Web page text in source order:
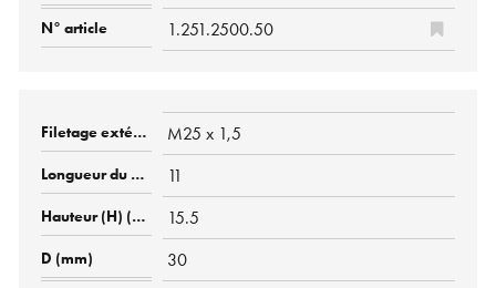
1.251.2500.50
M25 x 1,5
11
15.5
30